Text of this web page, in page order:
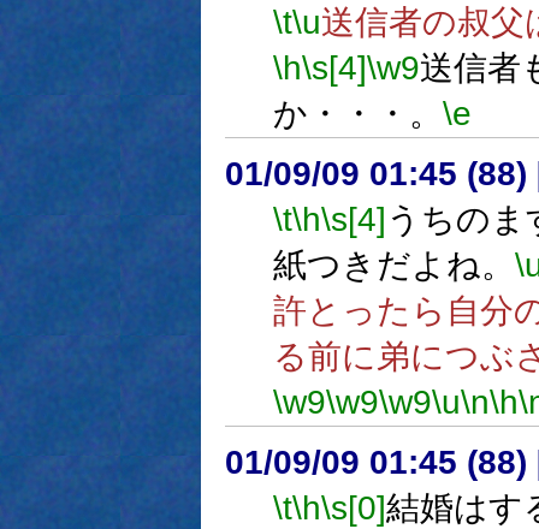
\t\u送信者の叔父
\h\s[4]\w9送信者
か・・・。 \e
01/09/09 01:45 (88)
\t\h\s[4] うちのま
紙つきだよね。
許とったら自分
る前に弟につぶ
\w9\w9\w9\u\n\h
01/09/09 01:45 (88)
\t\h\s[0]結婚はす